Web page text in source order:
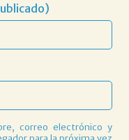
correo electrónico y
para la próxima vez